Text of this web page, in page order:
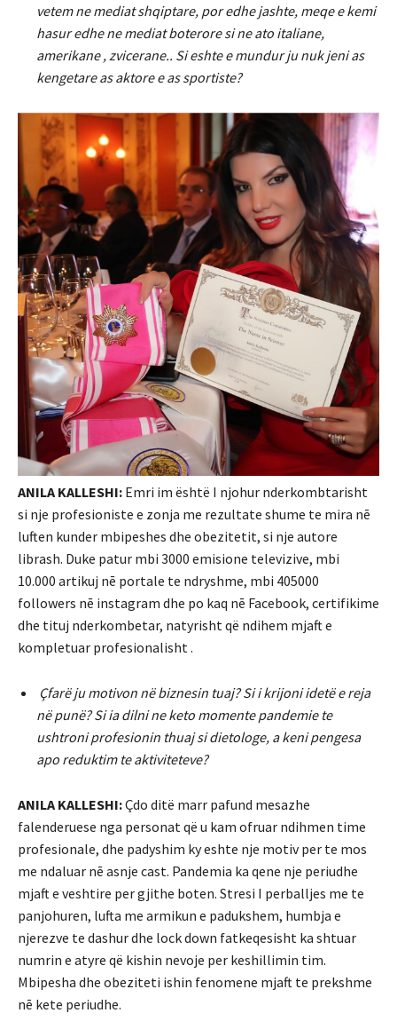
vetem ne mediat shqiptare, por edhe jashte, meqe e kemi
hasur edhe ne mediat boterore si ne ato italiane,
amerikane , zvicerane.. Si eshte e mundur ju nuk jeni as
kengetare as aktore e as sportiste?
ANILA KALLESHI: Emri im është I njohur nderkombtarisht
si nje profesioniste e zonja me rezultate shume te mira nē
luften kunder mbipeshes dhe obezitetit, si nje autore
librash. Duke patur mbi 3000 emisione televizive, mbi
10.000 artikuj nē portale te ndryshme, mbi 405000
followers nē instagram dhe po kaq nē Facebook, certifikime
dhe tituj nderkombetar, natyrisht që ndihem mjaft e
kompletuar profesionalisht .
Çfarë ju motivon në biznesin tuaj? Si i krijoni idetë e reja
në punë? Si ia dilni ne keto momente pandemie te
ushtroni profesionin thuaj si dietologe, a keni pengesa
apo reduktim te aktiviteteve?
ANILA KALLESHI:Çdo ditë marr pafund mesazhe
falenderuese nga personat që u kam ofruar ndihmen time
profesionale, dhe padyshim ky eshte nje motiv per te mos
me ndaluar nē asnje cast. Pandemia ka qene nje periudhe
mjaft e veshtire per gjithe boten. Stresi I perballjes me te
panjohuren, lufta me armikun e padukshem, humbja e
njerezve te dashur dhe lock down fatkeqesisht ka shtuar
numrin e atyre që kishin nevoje per keshillimin tim.
Mbipesha dhe obeziteti ishin fenomene mjaft te prekshme
nē kete periudhe.